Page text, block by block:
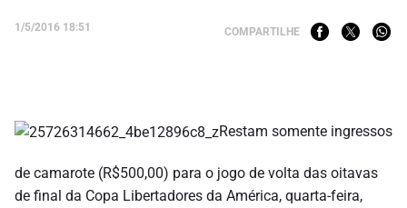
1/5/2016 18:51 COMPARTILHE
Restam somente ingressos
de camarote (R$500,00) para o jogo de volta das oitavas
de final da Copa Libertadores da América, quarta-feira,